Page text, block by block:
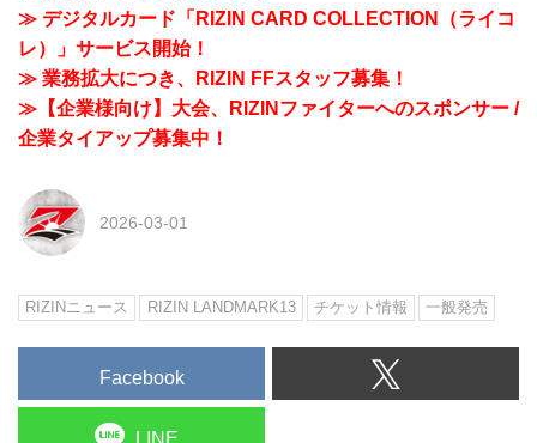
≫ デジタルカード「RIZIN CARD COLLECTION（ライコ
レ）」サービス開始！
≫ 業務拡大につき、RIZIN FFスタッフ募集！
≫【企業様向け】大会、RIZINファイターへのスポンサー /
企業タイアップ募集中！
2026-03-01
RIZINニュース RIZIN LANDMARK13 チケット情報 一般発売
Facebook